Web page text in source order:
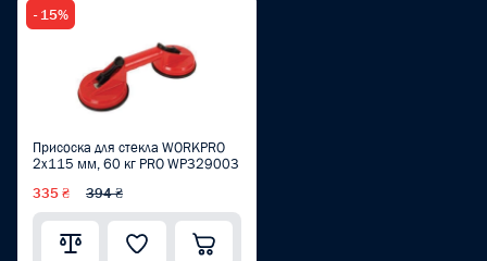
- 15%
Присоска для стекла WORKPRO
2x115 мм, 60 кг PRO WP329003
335 ₴ 394 ₴